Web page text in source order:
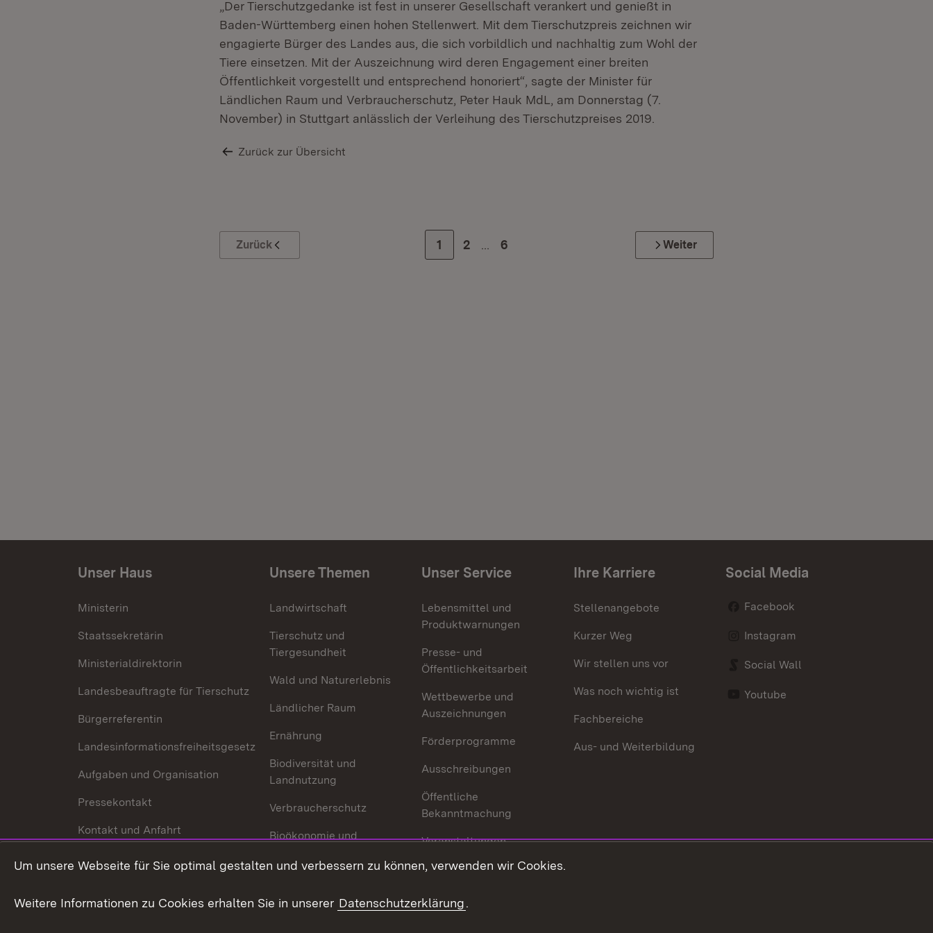
„Der Tierschutzgedanke ist fest in unserer Gesellschaft verankert und genießt in
Baden-Württemberg einen hohen Stellenwert. Mit dem Tierschutzpreis zeichnen wir
engagierte Bürger des Landes aus, die sich vorbildlich und nachhaltig zum Wohl der
Tiere einsetzen. Mit der Auszeichnung wird deren Engagement einer breiten
Öffentlichkeit vorgestellt und entsprechend honoriert“, sagte der Minister für
Ländlichen Raum und Verbraucherschutz, Peter Hauk MdL, am Donnerstag (7.
November) in Stuttgart anlässlich der Verleihung des Tierschutzpreises 2019.
Zurück zur Übersicht
Zurück Zur Seite
1 Zur Seite
2 Zur letzten Seite
6 Weiter
Unser Haus
Ministerin
Staatssekretärin
Ministerialdirektorin
Landesbeauftragte für Tierschutz
Bürgerreferentin
Landesinformationsfreiheitsgesetz
Aufgaben und Organisation
Pressekontakt
Kontakt und Anfahrt
Unsere Themen
Landwirtschaft
Tierschutz und
Tiergesundheit
Wald und Naturerlebnis
Ländlicher Raum
Ernährung
Biodiversität und
Landnutzung
Verbraucherschutz
Bioökonomie und
Unser Service
Lebensmittel und
Produktwarnungen
Presse- und
Öffentlichkeitsarbeit
Wettbewerbe und
Auszeichnungen
Förderprogramme
Ausschreibungen
Öffentliche
Bekanntmachung
Veranstaltungen
Mediathek
Publikationen
Ihre Karriere
Stellenangebote
Kurzer Weg
Wir stellen uns vor
Was noch wichtig ist
Fachbereiche
Aus- und Weiterbildung
Social Media
Facebook
Instagram
Social Wall
Youtube
Um unsere Webseite für Sie optimal gestalten und verbessern zu können, verwenden wir Cookies.
Weitere Informationen zu Cookies erhalten Sie in unserer Datenschutzerklärung.